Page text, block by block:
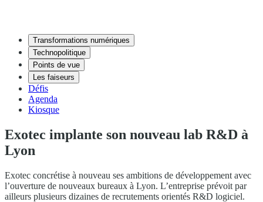
Transformations numériques
Technopolitique
Points de vue
Les faiseurs
Défis
Agenda
Kiosque
Exotec implante son nouveau lab R&D à
Lyon
Exotec concrétise à nouveau ses ambitions de développement avec
l’ouverture de nouveaux bureaux à Lyon. L’entreprise prévoit par
ailleurs plusieurs dizaines de recrutements orientés R&D logiciel.